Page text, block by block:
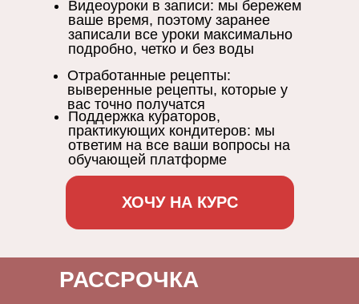
ХОЧУ НА КУРС
Видеоуроки в записи: мы бережем
ваше время, поэтому заранее
записали все уроки максимально
подробно, четко и без воды
Отработанные рецепты:
выверенные рецепты, которые у
вас точно получатся
Поддержка кураторов,
практикующих кондитеров: мы
ответим на все ваши вопросы на
обучающей платформе
РАССРОЧКА